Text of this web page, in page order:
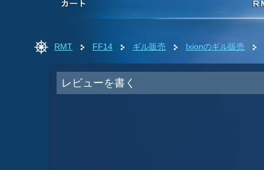
RMT FF14 ギル販売 Ixionのギル販売
レビューを書く